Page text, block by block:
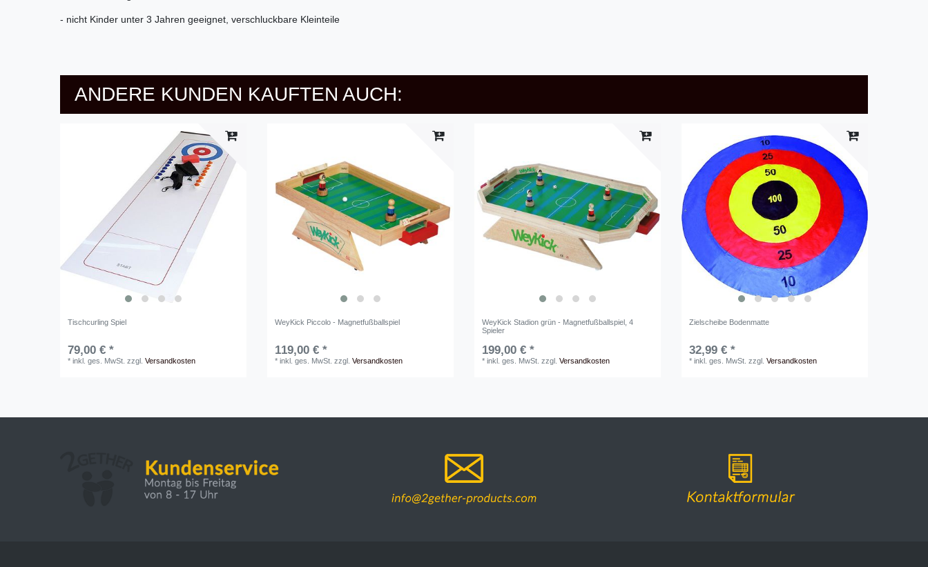
- nicht Kinder unter 3 Jahren geeignet, verschluckbare Kleinteile
ANDERE KUNDEN KAUFTEN AUCH:
Tischcurling Spiel
79,00 € *
*inkl. ges. MwSt. zzgl.Versandkosten
WeyKick Piccolo - Magnetfußballspiel
119,00 € *
*inkl. ges. MwSt. zzgl.Versandkosten
WeyKick Stadion grün - Magnetfußballspiel, 4
Spieler
199,00 € *
*inkl. ges. MwSt. zzgl.Versandkosten
Zielscheibe Bodenmatte
32,99 € *
*inkl. ges. MwSt. zzgl.Versandkosten